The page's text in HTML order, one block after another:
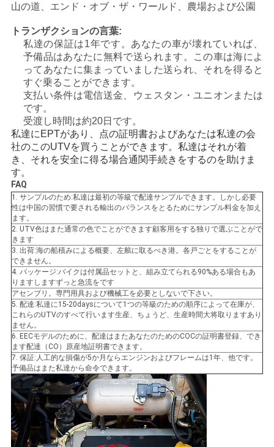
地
イ
バ
シ
ー
ポ
リ
シ
ー
山の道、エンド・オブ・ザ・ワールド、農場および公園
トランザクションの言葉:
私達の保証は1年です。あなたの車が壊れていれば、
予備品はあなたに無料で送られます。この車は海によ
ってあなたに集まっていました送られ、それを得ると
すぐ乗ることができます。
支払い条件は電信送金、ウェスタン・ユニオンまたは
です。
受渡し時間は約20日です。
私達にEPTがあり、点の証明書およびあなたは私達の会
社のこのUTVを買うことができます。私達はそれが着
き、それを安全に得る場合通関手続きをするのを助けま
す。
FAQ
1. サンプルのため:私達は最初の等級で配達サンプルできます。しかし必要
性は中国の習慣で要される輸出のバランスをとるためにサンプル料金を加え
ます。
2. UTV色はまた通常の色でことができます顧客用をする独りで選ぶことがで
きます
3. 出荷:海の船積みによる概要、左舷に取るべき港。各戸ごとをすることが
できません。
4. パッケージ:バイクは付属品セットと、組み立てられる90%ある場合もあ
りますしますずっと急流をです
アセンブリ。専門用具および機械工を必要としないで下さい。
5. 配達:私達に15-20daysについて1つの等級のための順序によって在庫が、
これらのUTVのすべて行います生産、ちょうど、生産時間大将取りますあり
ません。
6. EECモデルのために、配達はまたあなたのためのCOCの証明書登録、でき
ます配達（CO）原産地証明書できます。
7. 保証:人工的な損傷が5か月ならエンジンおよびフレームは1年、他です。
予備品はまた私達から命令できます。